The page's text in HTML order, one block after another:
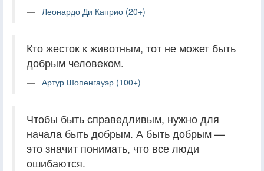
Леонардо Ди Каприо (20+)
Кто жесток к животным, тот не может быть
добрым человеком.
Артур Шопенгауэр (100+)
Чтобы быть справедливым, нужно для
начала быть добрым. А быть добрым —
это значит понимать, что все люди
ошибаются.